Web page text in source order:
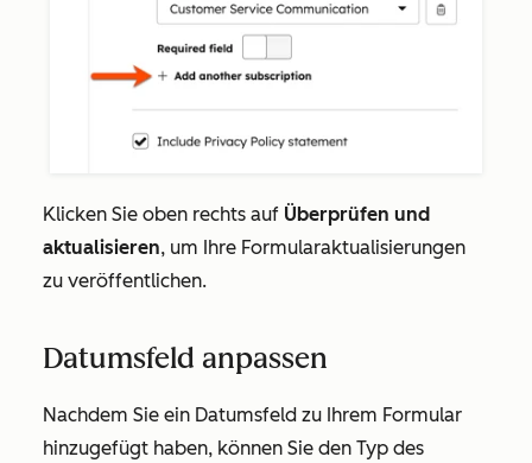
Klicken Sie oben rechts auf Überprüfen und
aktualisieren, um Ihre Formularaktualisierungen
zu veröffentlichen.
Datumsfeld anpassen
Nachdem Sie ein Datumsfeld zu Ihrem Formular
hinzugefügt haben, können Sie den Typ des